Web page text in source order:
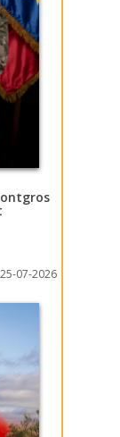
25-07-2026